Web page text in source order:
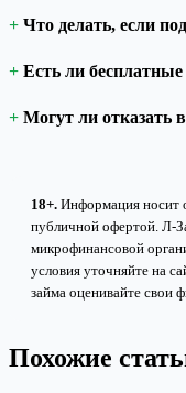
Что делать, если
Есть ли бесплатные
Могут ли отказать
18+. Информация носит
публичной офертой. Л-
микрофинансовой
условия уточняйте на
займа оценивайте свои
Похожие